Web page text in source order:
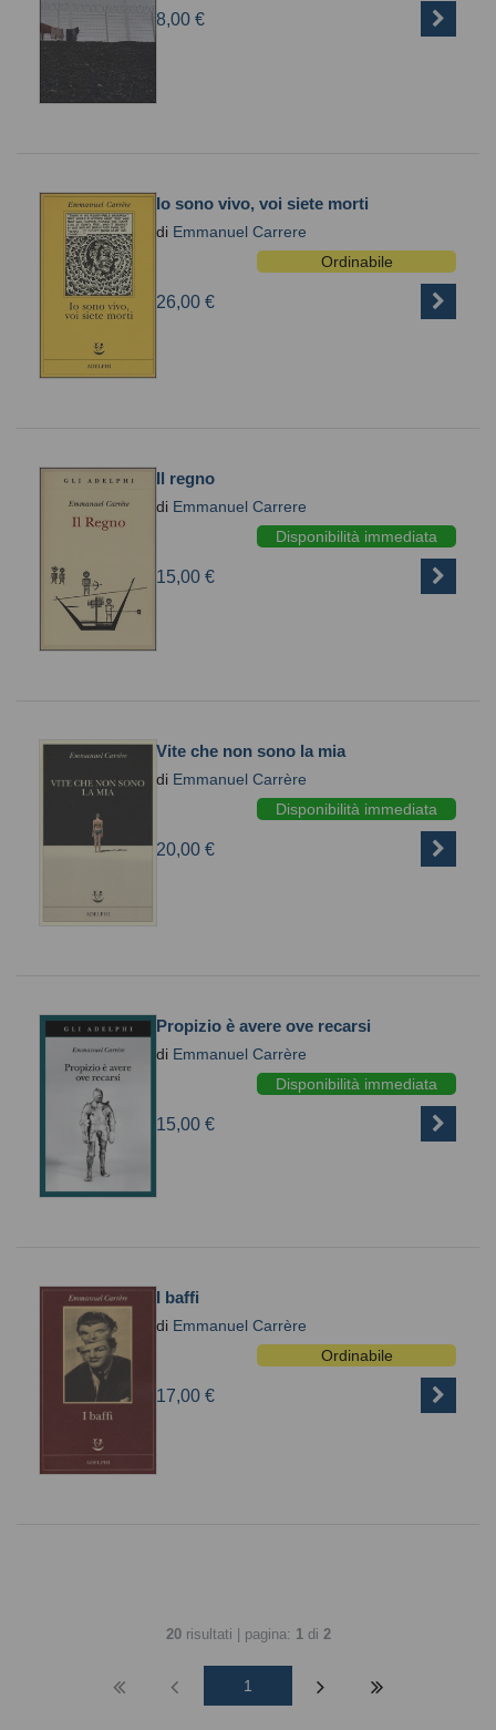
8,00 €
Io sono vivo, voi siete morti
di Emmanuel Carrere
Ordinabile
26,00 €
Il regno
di Emmanuel Carrere
Disponibilità immediata
15,00 €
Vite che non sono la mia
di Emmanuel Carrère
Disponibilità immediata
20,00 €
Propizio è avere ove recarsi
di Emmanuel Carrère
Disponibilità immediata
15,00 €
I baffi
di Emmanuel Carrère
Ordinabile
17,00 €
20risultati | pagina: 1di 2
1